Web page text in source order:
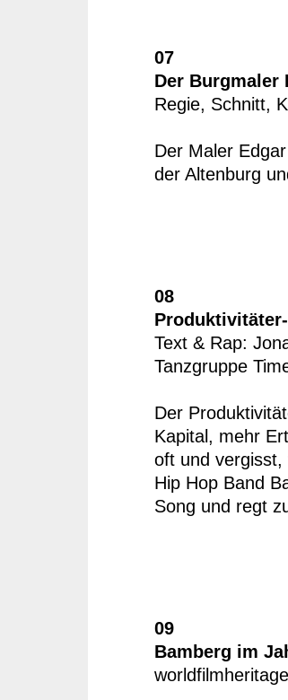
07
Der Burgmaler
Regie, Schnitt,
Der Maler
der Altenburg
08
Text & Rap:
Tanzgruppe
Der
Kapital, mehr
oft und vergisst,
Hip Hop Band
Song und regt
09
Bamberg im